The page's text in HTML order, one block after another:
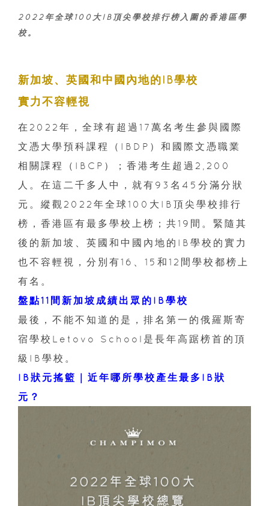
2022年全球100大IB頂尖學校排行榜入圍的香港區學
校。
新加坡、英國和中國內地的IB學校
實力不容輕視
在2022年，全球有超過17萬名考生參與國際
文憑大學預科課程（IBDP）和國際文憑職業
相關課程（IBCP）；香港考生超過2,200
人。在這二千多人中，就有93名45分滿分狀
元。縱觀2022年全球100大IB頂尖學校排行
榜，香港區有最多學校上榜；共19間。緊隨其
後的新加坡、英國和中國內地的IB學校的實力
也不容輕視，分別有16、15和12間學校都榜上
有名。
盤點11間新加坡成績出眾的IB學校
最後，不能不知道的是，排名第一的俄羅斯寄
宿學校Letovo School是長年高踞榜首的頂
級IB學校。
IB狀元搖籃｜近年哪所學校產生最多IB狀
元？